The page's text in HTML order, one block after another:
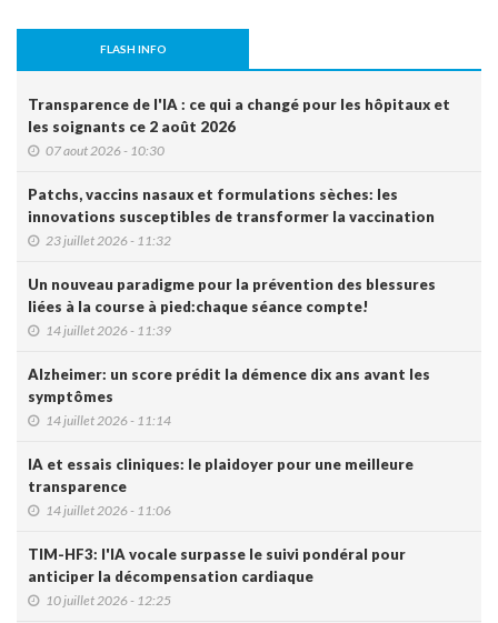
FLASH INFO
Transparence de l'IA : ce qui a changé pour les hôpitaux et
les soignants ce 2 août 2026
07 aout 2026 - 10:30
Patchs, vaccins nasaux et formulations sèches: les
innovations susceptibles de transformer la vaccination
23 juillet 2026 - 11:32
Un nouveau paradigme pour la prévention des blessures
liées à la course à pied:chaque séance compte!
14 juillet 2026 - 11:39
Alzheimer: un score prédit la démence dix ans avant les
symptômes
14 juillet 2026 - 11:14
IA et essais cliniques: le plaidoyer pour une meilleure
transparence
14 juillet 2026 - 11:06
TIM-HF3: l'IA vocale surpasse le suivi pondéral pour
anticiper la décompensation cardiaque
10 juillet 2026 - 12:25